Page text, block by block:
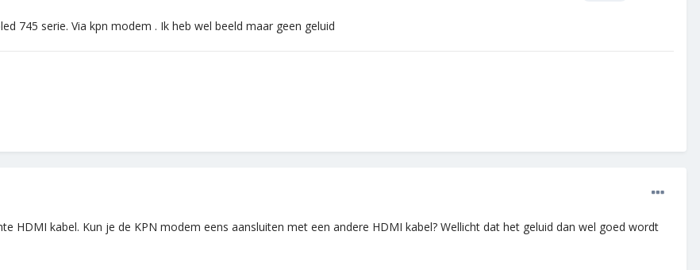
745 serie. Via kpn modem . Ik heb wel beeld maar geen geluid
HDMI kabel. Kun je de KPN modem eens aansluiten met een andere HDMI kabel? Wellicht dat het geluid dan wel goed wordt